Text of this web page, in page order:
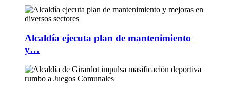
Alcaldía ejecuta plan de mantenimiento
y…